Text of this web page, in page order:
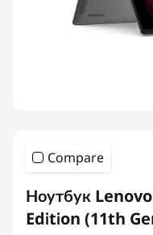
Compare
Ноутбук
Edition (11th